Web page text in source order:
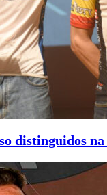
distinguidos